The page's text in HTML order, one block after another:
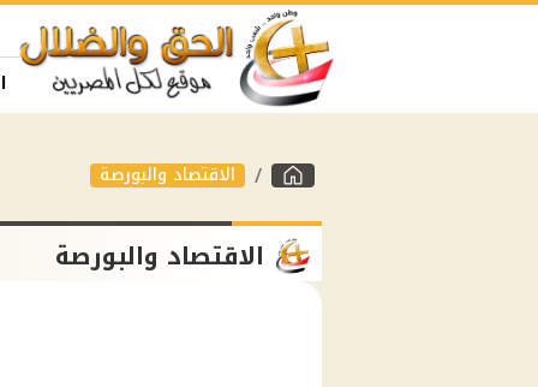
الاقتصاد والبورصة
الاقتصاد والبورصة